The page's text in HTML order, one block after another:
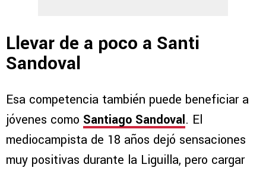
Llevar de a poco a Santi
Sandoval
Esa competencia también puede beneficiar a
jóvenes como Santiago Sandoval. El
mediocampista de 18 años dejó sensaciones
muy positivas durante la Liguilla, pero cargar